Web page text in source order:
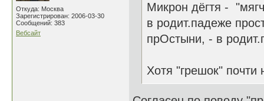
Откуда: Москва
Зарегистрирован: 2006-03-30
Сообщений: 383
Вебсайт
Микрон дёгтя -
в родит.падеже
прОстыни, - в
Хотя "грешок" почти